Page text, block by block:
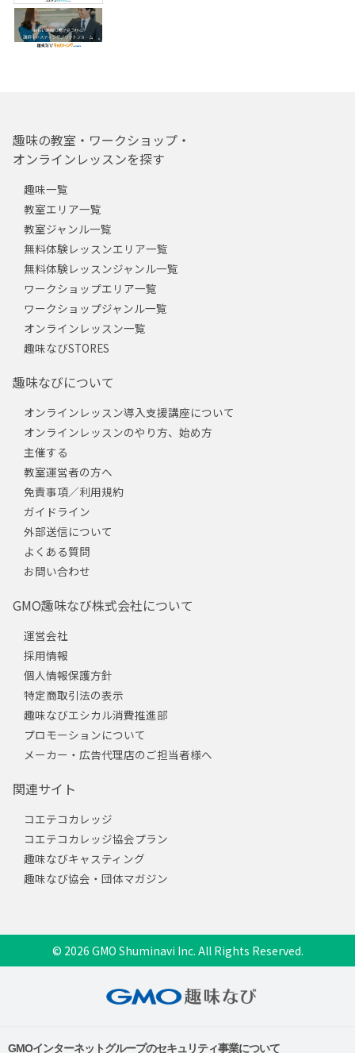
趣味の教室・ワークショップ・
オンラインレッスンを探す
趣味一覧
教室エリア一覧
教室ジャンル一覧
無料体験レッスンエリア一覧
無料体験レッスンジャンル一覧
ワークショップエリア一覧
ワークショップジャンル一覧
オンラインレッスン一覧
趣味なびSTORES
趣味なびについて
オンラインレッスン導入支援講座について
オンラインレッスンのやり方、始め方
主催する
教室運営者の方へ
免責事項／利用規約
ガイドライン
外部送信について
よくある質問
お問い合わせ
GMO趣味なび株式会社について
運営会社
採用情報
個人情報保護方針
特定商取引法の表示
趣味なびエシカル消費推進部
プロモーションについて
メーカー・広告代理店のご担当者様へ
関連サイト
コエテコカレッジ
コエテコカレッジ協会プラン
趣味なびキャスティング
趣味なび協会・団体マガジン
© 2026 GMO Shuminavi Inc. All Rights Reserved.